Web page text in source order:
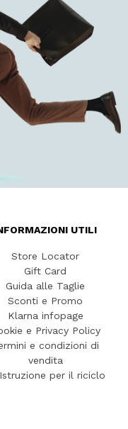
UTILI
Store Locator
Gift Card
Guida alle Taglie
Sconti e Promo
Klarna infopage
e Privacy Policy
e condizioni di
vendita
Istruzione per il riciclo